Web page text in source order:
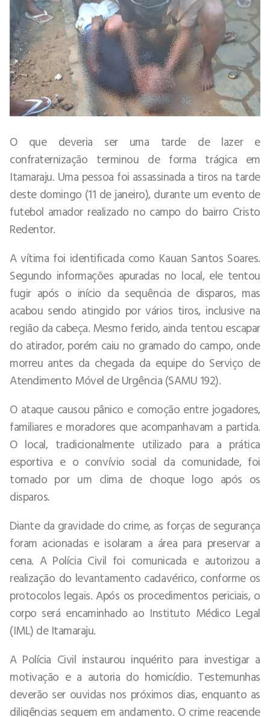
O que deveria ser uma tarde de lazer e
confraternização terminou de forma trágica em
Itamaraju. Uma pessoa foi assassinada a tiros na tarde
deste domingo (11 de janeiro), durante um evento de
futebol amador realizado no campo do bairro Cristo
Redentor.
A vítima foi identificada como Kauan Santos Soares.
Segundo informações apuradas no local, ele tentou
fugir após o início da sequência de disparos, mas
acabou sendo atingido por vários tiros, inclusive na
região da cabeça. Mesmo ferido, ainda tentou escapar
do atirador, porém caiu no gramado do campo, onde
morreu antes da chegada da equipe do Serviço de
Atendimento Móvel de Urgência (SAMU 192).
O ataque causou pânico e comoção entre jogadores,
familiares e moradores que acompanhavam a partida.
O local, tradicionalmente utilizado para a prática
esportiva e o convívio social da comunidade, foi
tomado por um clima de choque logo após os
disparos.
Diante da gravidade do crime, as forças de segurança
foram acionadas e isolaram a área para preservar a
cena. A Polícia Civil foi comunicada e autorizou a
realização do levantamento cadavérico, conforme os
protocolos legais. Após os procedimentos periciais, o
corpo será encaminhado ao Instituto Médico Legal
(IML) de Itamaraju.
A Polícia Civil instaurou inquérito para investigar a
motivação e a autoria do homicídio. Testemunhas
deverão ser ouvidas nos próximos dias, enquanto as
diligências seguem em andamento. O crime reacende